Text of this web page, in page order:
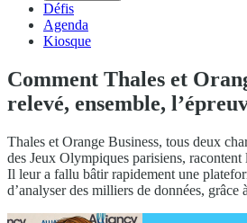
Défis
Agenda
Kiosque
Comment Thales et
relevé, ensemble,
Thales et Orange Business, tous deux
des Jeux Olympiques parisiens,
Il leur a fallu bâtir rapidement une
d’analyser des milliers de données, grâce